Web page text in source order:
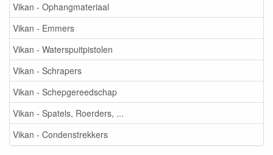
Vikan - Ophangmateriaal
Vikan - Emmers
Vikan - Waterspuitpistolen
Vikan - Schrapers
Vikan - Schepgereedschap
Vikan - Spatels, Roerders, ...
Vikan - Condenstrekkers